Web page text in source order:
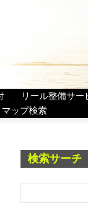
リール整備サー
ップ検索
検索サーチ